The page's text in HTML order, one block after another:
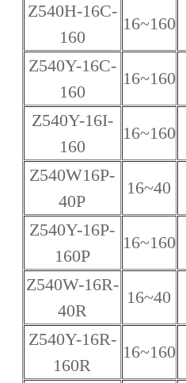
Z540H-16C-
160
16~160
Z540Y-16C-
160
16~160
Z540Y-16I-
160
16~160
Z540W16P-
40P
16~40
Z540Y-16P-
160P
16~160
Z540W-16R-
40R
16~40
Z540Y-16R-
160R
16~160